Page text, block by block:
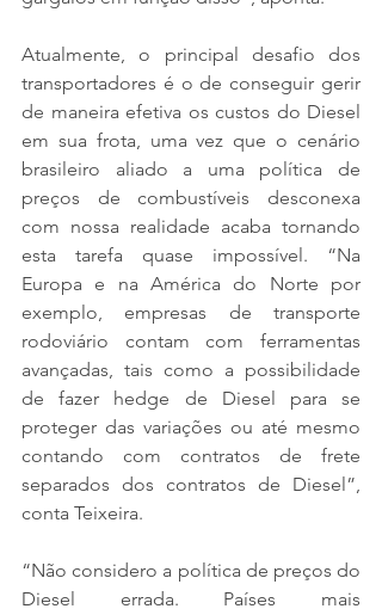
Atualmente, o principal desafio dos
transportadores é o de conseguir gerir
de maneira efetiva os custos do Diesel
em sua frota, uma vez que o cenário
brasileiro aliado a uma política de
preços de combustíveis desconexa
com nossa realidade acaba tornando
esta tarefa quase impossível. “Na
Europa e na América do Norte por
exemplo, empresas de transporte
rodoviário contam com ferramentas
avançadas, tais como a possibilidade
de fazer hedge de Diesel para se
proteger das variações ou até mesmo
contando com contratos de frete
separados dos contratos de Diesel”,
conta Teixeira.
“Não considero a política de preços do
Diesel errada. Países mais